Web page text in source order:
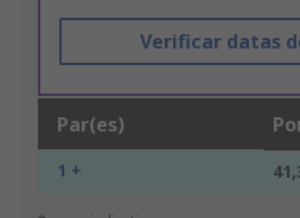
Verificar datas
Par(es)
1 +